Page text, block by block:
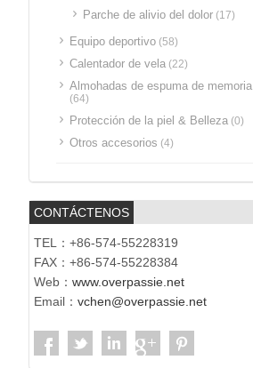
Parche de alivio del dolor (17)
Equipo deportivo (58)
Calentador de vela (22)
Almohadas de espuma de memoria
(64)
Protección de la piel & Belleza (0)
Otros accesorios (4)
CONTÁCTENOS
TEL：+86-574-55228319
FAX：+86-574-55228384
Web： www.overpassie.net
Email： vchen@overpassie.net